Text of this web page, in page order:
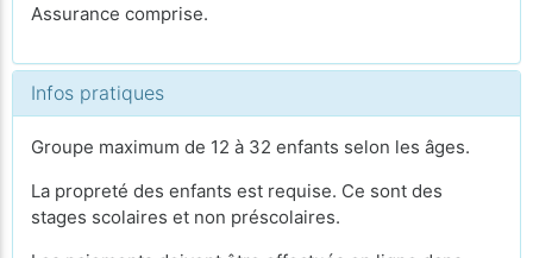
Assurance comprise.
Infos pratiques
Groupe maximum de 12 à 32 enfants selon les âges.
La propreté des enfants est requise. Ce sont des
stages scolaires et non préscolaires.